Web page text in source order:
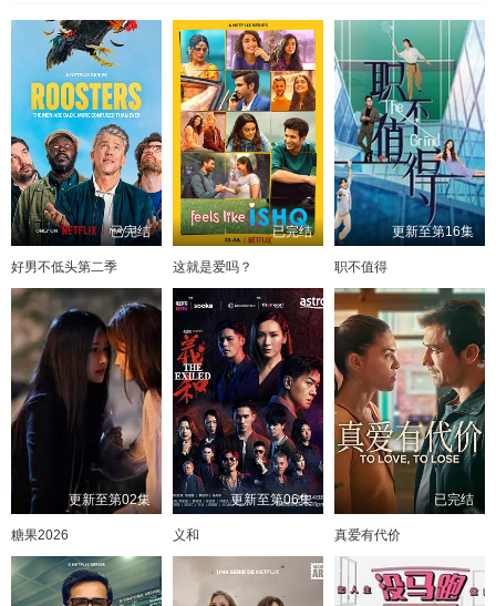
已完结
好男不低头第二季
已完结
这就是爱吗？
更新至第16集
职不值得
更新至第02集
糖果2026
更新至第06集
义和
已完结
真爱有代价